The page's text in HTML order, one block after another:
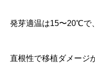
発芽適温は15〜20℃で
直根性で移植ダメージ